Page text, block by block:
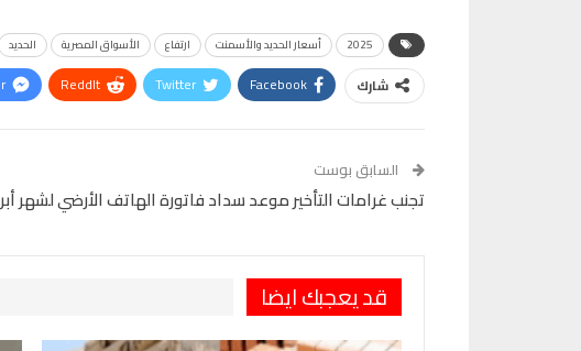
2025 أسعار الحديد والأسمنت ارتفاع الأسواق المصرية الحديد
شارك Facebook
Twitter
ReddIt
السابق بوست
تجنب غرامات التأخير موعد سداد فاتورة الهاتف الأرضي لشهر أبريل
قد يعجبك ايضا